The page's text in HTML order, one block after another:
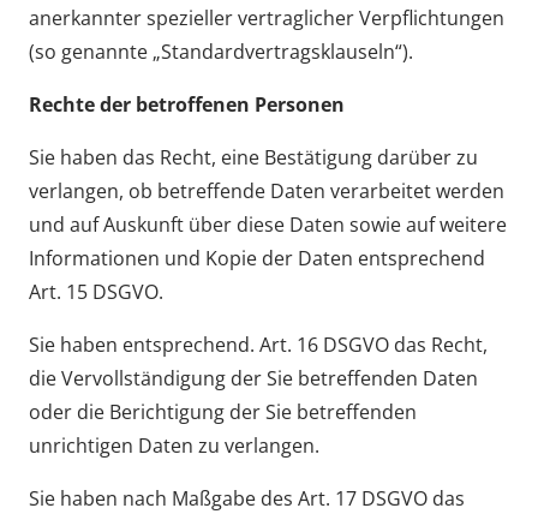
anerkannter spezieller vertraglicher Verpflichtungen
(so genannte „Standardvertragsklauseln“).
Rechte der betroffenen Personen
Sie haben das Recht, eine Bestätigung darüber zu
verlangen, ob betreffende Daten verarbeitet werden
und auf Auskunft über diese Daten sowie auf weitere
Informationen und Kopie der Daten entsprechend
Art. 15 DSGVO.
Sie haben entsprechend. Art. 16 DSGVO das Recht,
die Vervollständigung der Sie betreffenden Daten
oder die Berichtigung der Sie betreffenden
unrichtigen Daten zu verlangen.
Sie haben nach Maßgabe des Art. 17 DSGVO das